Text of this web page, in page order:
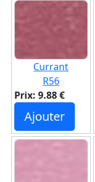
Currant
R56
Prix: 9.88 €
Ajouter